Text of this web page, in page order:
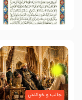
جالب و خواندنی